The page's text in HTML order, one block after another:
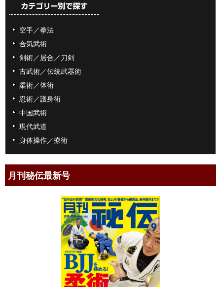
空手／拳法
合気武術
剣術／居合／刀剣
古武術／伝統武器術
柔術／体術
忍術／護身術
中国武術
現代武道
身体操作／療術
月刊秘伝最新号